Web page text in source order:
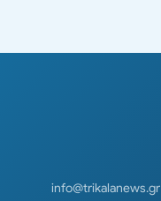
info@trikalanews.gr